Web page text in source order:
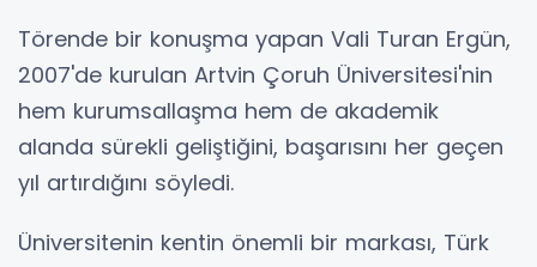
Törende bir konuşma yapan Vali Turan Ergün,
2007'de kurulan Artvin Çoruh Üniversitesi'nin
hem kurumsallaşma hem de akademik
alanda sürekli geliştiğini, başarısını her geçen
yıl artırdığını söyledi.
Üniversitenin kentin önemli bir markası, Türk